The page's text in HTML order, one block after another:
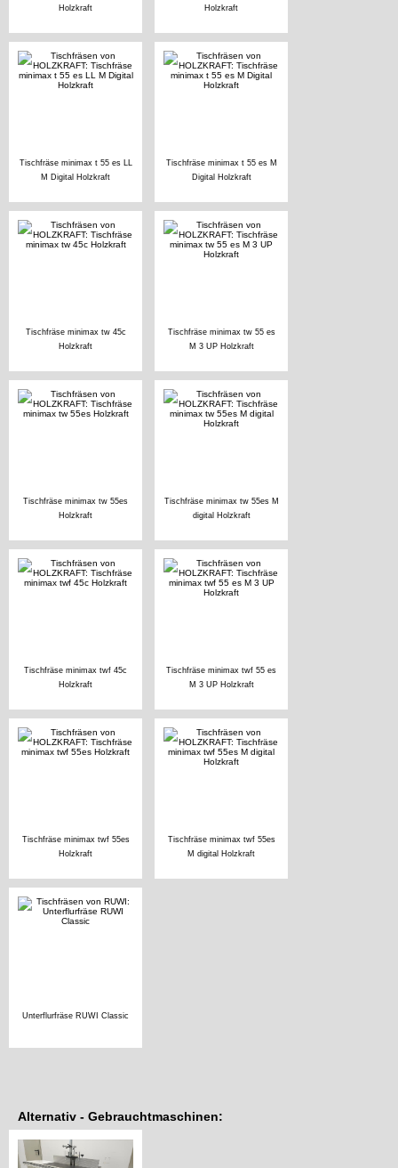
Holzkraft
Holzkraft
Tischfräse minimax t 55 es LL
M Digital Holzkraft
Tischfräse minimax t 55 es M
Digital Holzkraft
Tischfräse minimax tw 45c
Holzkraft
Tischfräse minimax tw 55 es
M 3 UP Holzkraft
Tischfräse minimax tw 55es
Holzkraft
Tischfräse minimax tw 55es M
digital Holzkraft
Tischfräse minimax twf 45c
Holzkraft
Tischfräse minimax twf 55 es
M 3 UP Holzkraft
Tischfräse minimax twf 55es
Holzkraft
Tischfräse minimax twf 55es
M digital Holzkraft
Unterflurfräse RUWI Classic
Alternativ - Gebrauchtmaschinen: